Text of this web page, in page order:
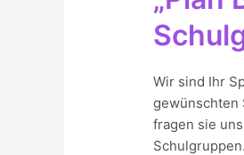
Wir sind Ihr
gewünschten
fragen sie
Schulgruppen.